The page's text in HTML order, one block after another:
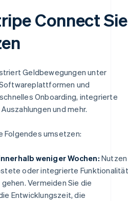
Connect Sie
Geldbewegungen unter
und
Onboarding, integrierte
und mehr.
Folgendes umsetzen:
weniger Wochen: Nutzen
oder integrierte
Vermeiden Sie die
Entwicklungszeit, die